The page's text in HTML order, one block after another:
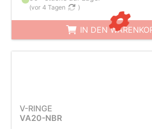
(vor 4 Tagen )
IN DEN
V-RINGE
VA20-NBR